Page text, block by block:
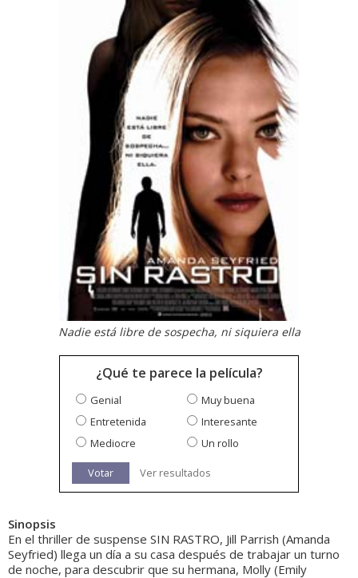
Nadie está libre de sospecha, ni siquiera ella
¿Qué te parece la película?
Genial
Muy buena
Entretenida
Interesante
Mediocre
Un rollo
Votar Ver resultados
Sinopsis
En el thriller de suspense SIN RASTRO, Jill Parrish (Amanda
Seyfried) llega un día a su casa después de trabajar un turno
de noche, para descubrir que su hermana, Molly (Emily